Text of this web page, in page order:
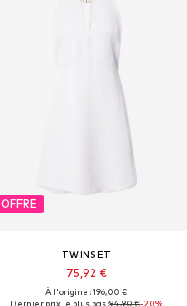
OFFRE
TWINSET
75,92 €
À l'origine : 196,00 €
Dernier prix le plus bas :94,90 €-20%